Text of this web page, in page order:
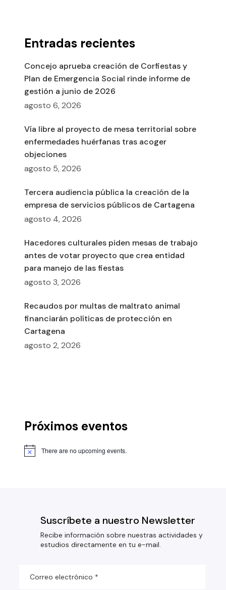
Entradas recientes
Concejo aprueba creación de Corfiestas y
Plan de Emergencia Social rinde informe de
gestión a junio de 2026
agosto 6, 2026
Vía libre al proyecto de mesa territorial sobre
enfermedades huérfanas tras acoger
objeciones
agosto 5, 2026
Tercera audiencia pública la creación de la
empresa de servicios públicos de Cartagena
agosto 4, 2026
Hacedores culturales piden mesas de trabajo
antes de votar proyecto que crea entidad
para manejo de las fiestas
agosto 3, 2026
Recaudos por multas de maltrato animal
financiarán políticas de protección en
Cartagena
agosto 2, 2026
Próximos eventos
There are no upcoming events.
Suscríbete a nuestro Newsletter
Recibe información sobre nuestras actividades y
estudios directamente en tu e-mail.